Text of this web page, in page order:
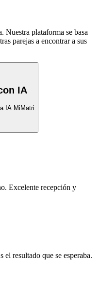
Nuestra plataforma se basa
parejas a encontrar a sus
IA
IA MiMatri
Excelente recepción y
resultado que se esperaba.